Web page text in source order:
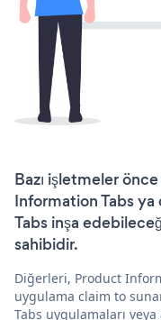
Bazı işletmeler
Information Tabs
Tabs inşa
sahibidir.
Diğerleri, Product
uygulama claim to
Tabs uygulamaları